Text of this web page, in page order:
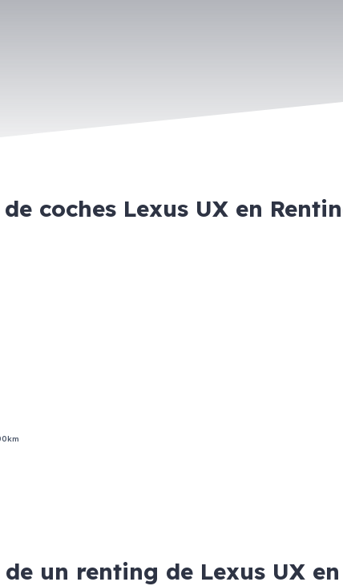
coches Lexus UX en
un renting de Lexus UX